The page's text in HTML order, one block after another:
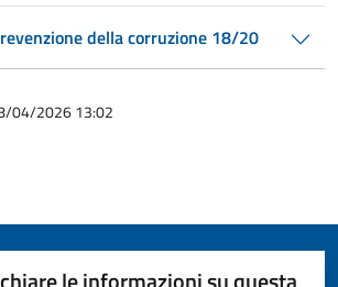
della corruzione 18/20
04/2026 13:02